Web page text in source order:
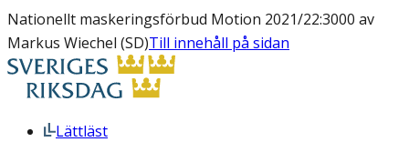
Nationellt maskeringsförbud Motion 2021/22:3000 av
Markus Wiechel (SD)Till innehåll på sidan
Lättläst